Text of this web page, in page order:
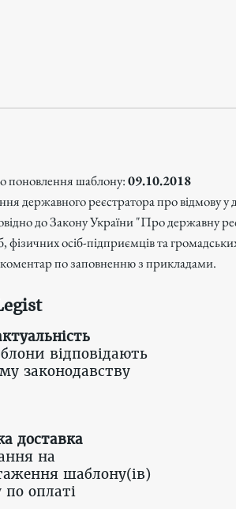
поновлення шаблону:09.10.2018
державного реєстратора про відмову у
до Закону України "Про державну
фізичних осіб-підприємців та
по заповненню з прикладами.
відповідають
законодавству
доставка
на
шаблону(ів)
по оплаті